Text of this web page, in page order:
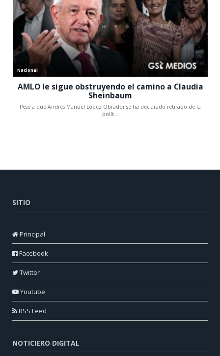
SITIO
Principal
Facebook
Twitter
Youtube
RSS Feed
NOTICIERO DIGITAL